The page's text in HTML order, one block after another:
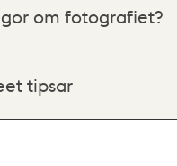
om fotografiet?
tipsar